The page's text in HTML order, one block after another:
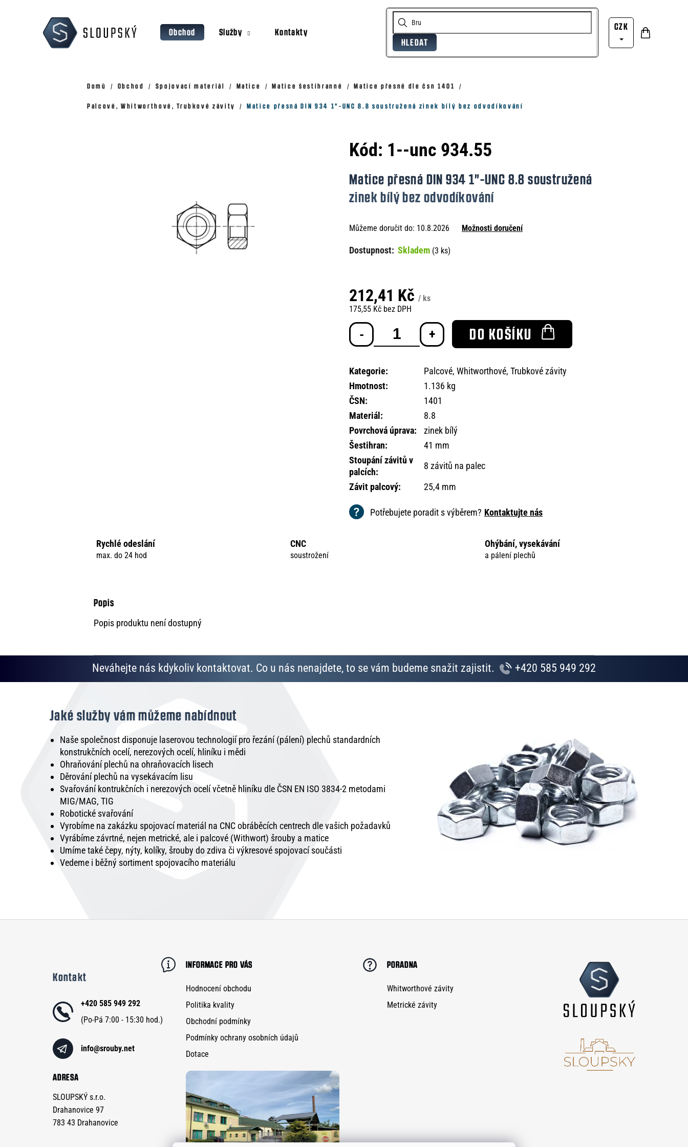
Obchod Služby
Kontakty
HLEDAT
CZK Nákupní
Domů Obchod Spojovací materiál Matice Matice šestihranné Matice přesné dle čsn 1401
Palcové, Whitworthové, Trubkové závity Matice přesná DIN 934 1"-UNC 8.8 soustružená zinek bílý bez odvodíkování
Kód: 1--unc 934.55
Matice přesná DIN 934 1"-UNC 8.8 soustružená
zinek bílý bez odvodíkování
Můžeme doručit do: 10.8.2026 Možnosti doručení
Skladem (3 ks)
212,41 Kč / ks
175,55 Kč bez DPH
Měrná
cena:
DO KOŠÍKU
Kategorie:
Palcové, Whitworthové, Trubkové závity
Hmotnost:
1.136 kg
ČSN:
1401
Materiál :
8.8
Povrchová úprava:
zinek bílý
Šestihran:
41 mm
Stoupání závitů v
palcích:
8 závitů na palec
Závit palcový: 25,4 mm
Potřebujete poradit s výběrem? Kontaktujte nás
Rychlé odeslání
max. do 24 hod
CNC
soustrožení
Ohýbání, vysekávání
a pálení plechů
Popis produktu není dostupný
Zpět
Zpět
Doporučujeme
Neváhejte nás kdykoliv kontaktovat. Co u nás nenajdete, to se vám budeme snažit zajistit. +420 585 949 292
Jaké služby vám můžeme nabídnout
Naše společnost disponuje laserovou technologií pro řezání (pálení) plechů standardních
konstrukčních ocelí, nerezových ocelí, hliníku i mědi
Ohraňování plechů na ohraňovacích lisech
Děrování plechů na vysekávacím lisu
Svařování kontrukčních i nerezových ocelí včetně hliníku dle ČSN EN ISO 3834-2 metodami
MIG/MAG, TIG
Robotické svařování
Vyrobíme na zakázku spojovací materiál na CNC obráběcích centrech dle vašich požadavků
Vyrábíme závrtné, nejen metrické, ale i palcové (Withwort) šrouby a matice
Umíme také čepy, nýty, kolíky, šrouby do zdiva či výkresové spojovací součásti
Vedeme i běžný sortiment spojovacího materiálu
Kontakt
info@srouby.net
+420 585 949 292
ADRESA
SLOUPSKÝ s.r.o.
Drahanovice 97
783 43 Drahanovice
INFORMACE PRO VÁS
Hodnocení obchodu
Politika kvality
Obchodní podmínky
Podmínky ochrany osobních údajů
Dotace
PORADNA
Whitworthové závity
Metrické závity